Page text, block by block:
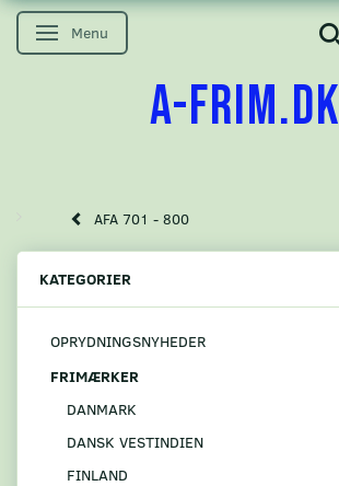
Skifte navigation
Menu
A-FRIM.DK
AFA 701 - 800
KATEGORIER
OPRYDNINGSNYHEDER
FRIMÆRKER
DANMARK
DANSK VESTINDIEN
FINLAND